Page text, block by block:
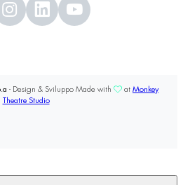
- Design & Sviluppo Made with at Monkey
Theatre Studio